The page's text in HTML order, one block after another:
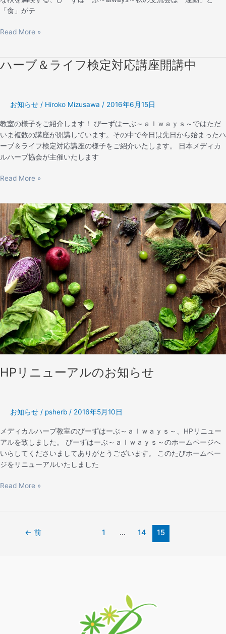
ル
ー
室。
「食」がテ
の
Read More »
ハーブ＆ライフ検定対応講座開講中
お知らせ / Hiroko Mizusawa / 2016年6月15日
教室の様子をご紹介します！ ぴーずはーぶ～ａｌｗａｙｓ～ではただ
いま複数の講座が開講しています。その中で今日は先日から始まったハ
ーブ＆ライフ検定対応講座の様子をご紹介いたします。 日本メディカ
ルハーブ協会が主催いたします
ハ
フ
検
対
開
講
中
Read More »
HPリニューアルのお知らせ
お知らせ / psherb / 2016年5月10日
メディカルハーブ教室のぴーずはーぶ～ａｌｗａｙｓ～、HPリニュー
アルを致しました。 ぴーずはーぶ～ａｌｗａｙｓ～のホームページへ
いらしてくださいましてありがとうございます。 このたびホームペー
ジをリニューアルいたしました
HP
リ
ニ
ュ
ー
ア
ル
の
お
知
ら
せ
Read More »
← 前 1 … 14 15